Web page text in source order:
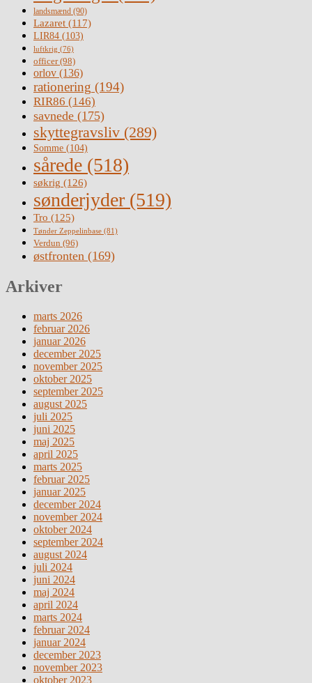
landsmænd (90)
Lazaret (117)
LIR84 (103)
luftkrig (76)
officer(98)
orlov (136)
rationering (194)
RIR86 (146)
savnede (175)
skyttegravsliv (289)
Somme (104)
sårede (518)
søkrig (126)
sønderjyder (519)
Tro (125)
Tønder Zeppelinbase (81)
Verdun (96)
østfronten (169)
Arkiver
marts 2026
februar 2026
januar 2026
december 2025
november 2025
oktober 2025
september 2025
august 2025
juli 2025
juni 2025
maj 2025
april 2025
marts 2025
februar 2025
januar 2025
december 2024
november 2024
oktober 2024
september 2024
august 2024
juli 2024
juni 2024
maj 2024
april 2024
marts 2024
februar 2024
januar 2024
december 2023
november 2023
oktober 2023